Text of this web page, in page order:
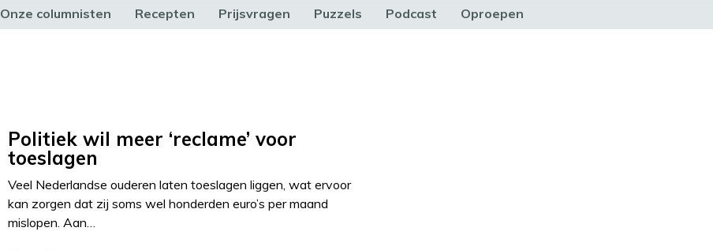
Onze columnisten Recepten Prijsvragen Puzzels Podcast Oproepen
Politiek wil meer ‘reclame’ voor
toeslagen
Veel Nederlandse ouderen laten toeslagen liggen, wat ervoor
kan zorgen dat zij soms wel honderden euro’s per maand
mislopen. Aan…